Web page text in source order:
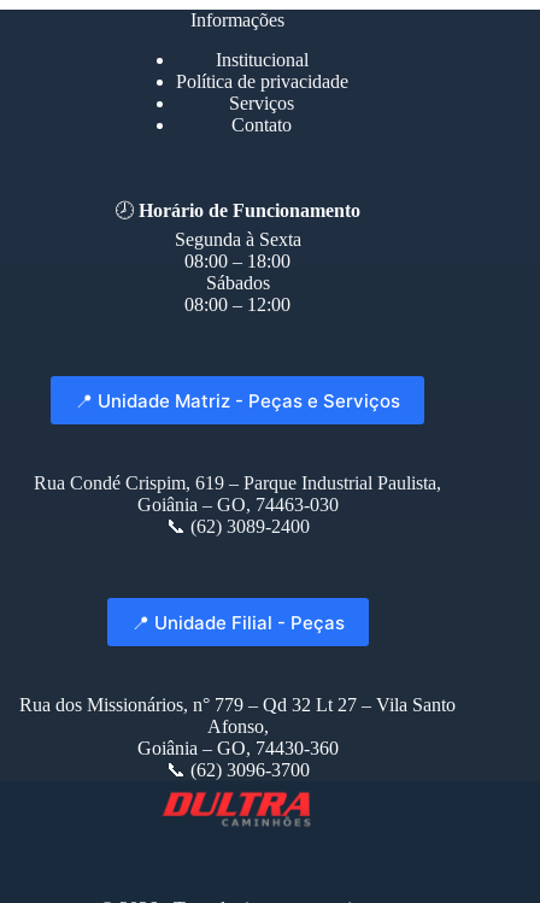
Informações
Institucional
Política de privacidade
Serviços
Contato
🕗Horário de Funcionamento
Segunda à Sexta
08:00 – 18:00
Sábados
08:00 – 12:00
📍 Unidade Matriz - Peças e Serviços
Rua Condé Crispim, 619 – Parque Industrial Paulista,
Goiânia – GO, 74463-030
📞 (62) 3089-2400
📍 Unidade Filial - Peças
Rua dos Missionários, n° 779 – Qd 32 Lt 27 – Vila Santo
Afonso,
Goiânia – GO, 74430-360
📞 (62) 3096-3700